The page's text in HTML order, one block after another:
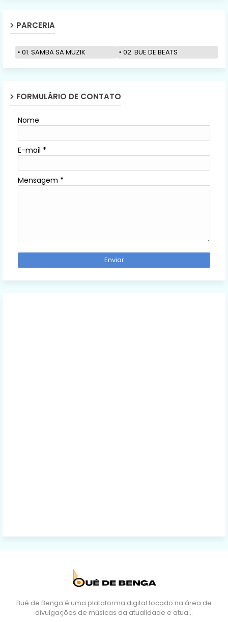
PARCERIA
01. SAMBA SA MUZIK 02. BUE DE BEATS
FORMULÁRIO DE CONTATO
Nome
E-mail *
Mensagem *
Bué de Benga é uma plataforma digital focado na área de
divulgações de músicas da atualidade e atua…